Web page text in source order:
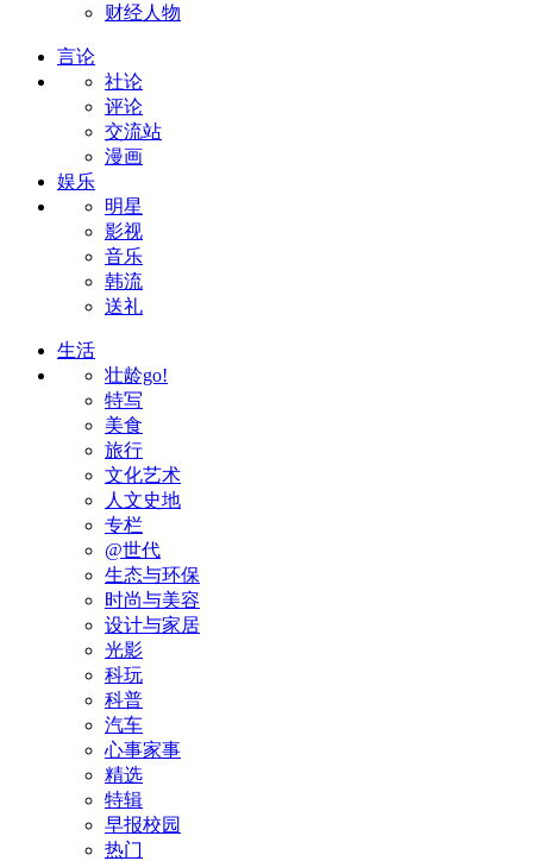
财经人物
言论
社论
评论
交流站
漫画
娱乐
明星
影视
音乐
韩流
送礼
生活
壮龄go!
特写
美食
旅行
文化艺术
人文史地
专栏
@世代
生态与环保
时尚与美容
设计与家居
光影
科玩
科普
汽车
心事家事
精选
特辑
早报校园
热门